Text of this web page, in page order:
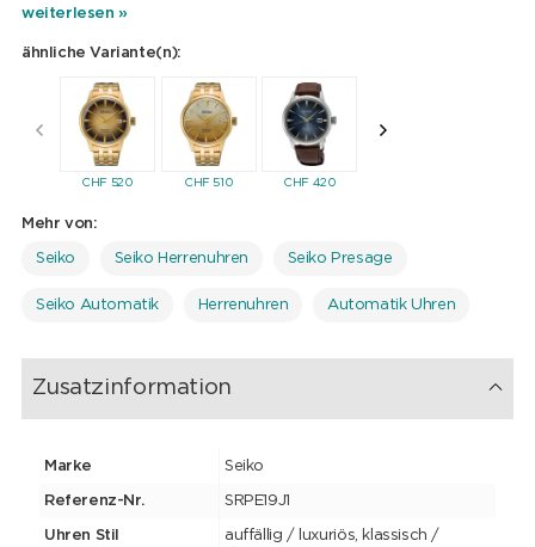
Das Armband aus Edelstahl bietet einen hohen Tragekomfort,
Hingucker. Dieses Zifferblatt wurde vom Skydiving Cocktail
gut ablesen. Eine Datumsanzeige bei drei Uhr komplementieren
den eleganten Auftritt.
Mehr als ein Jahrhundert lang hat Seiko seine Fertigkeiten im
mechanischen Uhrenbau weiterentwickelt und perfektioniert.
anderen ausgewählten Märkten vertrieben. Jetzt tritt Presage an,
die Welt zu erobern und rückt als führende mechanische
Kulturgeschichte. Der Pflege von Traditionen wird hier ein
Handwerkskunst. Sowohl im Design als auch in der Fertigung
höchste Zuverlässigkeit und Langlebigkeit.
überdauert.
weiterlesen »
ähnliche Variante(n):
CHF 520 CHF510 CHF420
Mehr von:
Seiko Seiko Herrenuhren Seiko Presage
Seiko Automatik Herrenuhren Automatik Uhren
Zusatzinformation
Marke Seiko
Referenz-Nr. SRPE19J1
Uhren Stil
auffällig / luxuriös, klassisch /